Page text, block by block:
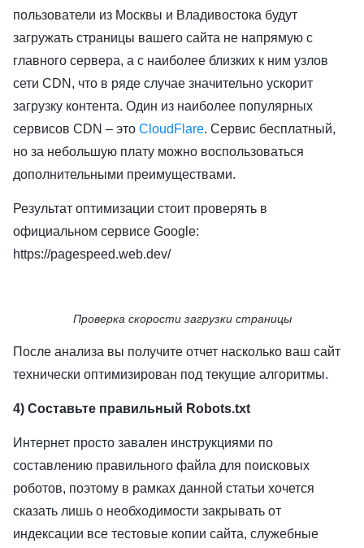
пользователи из Москвы и Владивостока будут
загружать страницы вашего сайта не напрямую с
главного сервера, а с наиболее близких к ним узлов
сети CDN, что в ряде случае значительно ускорит
загрузку контента. Один из наиболее популярных
сервисов CDN – это CloudFlare. Сервис бесплатный,
но за небольшую плату можно воспользоваться
дополнительными преимуществами.
Результат оптимизации стоит проверять в
официальном сервисе Google:
https://pagespeed.web.dev/
Проверка скорости загрузки страницы
После анализа вы получите отчет насколько ваш сайт
технически оптимизирован под текущие алгоритмы.
4) Составьте правильный Robots.txt
Интернет просто завален инструкциями по
составлению правильного файла для поисковых
роботов, поэтому в рамках данной статьи хочется
сказать лишь о необходимости закрывать от
индексации все тестовые копии сайта, служебные